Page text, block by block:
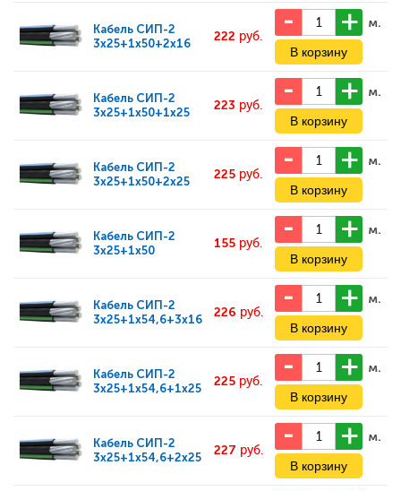
Кабель СИП-2
3x25+1x50+2x16
222 руб.
м.
Кабель СИП-2
3x25+1x50+1x25
223 руб.
м.
Кабель СИП-2
3x25+1x50+2x25
225 руб.
м.
Кабель СИП-2
3x25+1x50
155 руб.
м.
Кабель СИП-2
3x25+1x54,6+3x16
226 руб.
м.
Кабель СИП-2
3x25+1x54,6+1x25
225 руб.
м.
Кабель СИП-2
3x25+1x54,6+2x25
227 руб.
м.